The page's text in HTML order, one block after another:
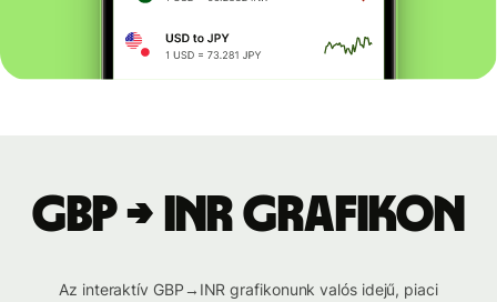
GBP → INR grafikon
Az interaktív GBP→INR grafikonunk valós idejű, piaci